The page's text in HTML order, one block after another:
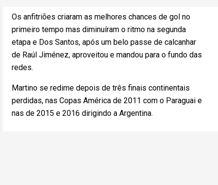
Os anfitriões criaram as melhores chances de gol no
primeiro tempo mas diminuíram o ritmo na segunda
etapa e Dos Santos, após um belo passe de calcanhar
de Raúl Jiménez, aproveitou e mandou para o fundo das
redes.
Martino se redime depois de três finais continentais
perdidas, nas Copas América de 2011 com o Paraguai e
nas de 2015 e 2016 dirigindo a Argentina.